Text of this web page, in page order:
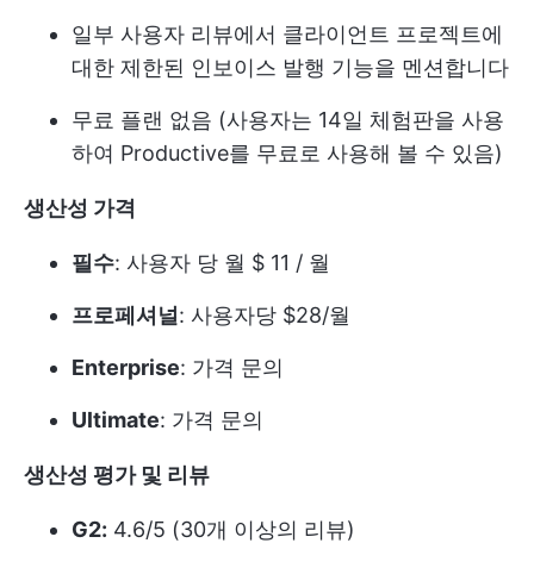
일부 사용자 리뷰에서 클라이언트 프로젝트에
대한 제한된 인보이스 발행 기능을 멘션합니다
무료 플랜 없음 (사용자는 14일 체험판을 사용
하여 Productive를 무료로 사용해 볼 수 있음)
생산성 가격
필수: 사용자 당 월 $ 11 / 월
프로페셔널: 사용자당 $28/월
Enterprise: 가격 문의
Ultimate: 가격 문의
생산성 평가 및 리뷰
G2: 4.6/5 (30개 이상의 리뷰)